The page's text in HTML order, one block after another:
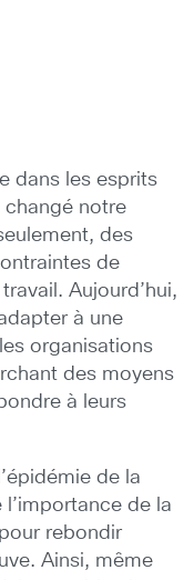
dans les esprits
notre
des
de
Aujourd’hui,
à une
organisations
des moyens
à leurs
de la
de la
rebondir
Ainsi, même